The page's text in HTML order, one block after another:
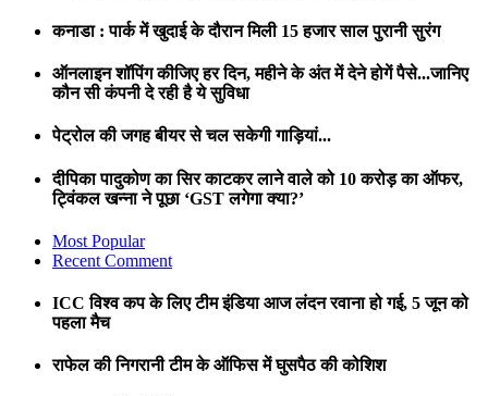
कनाडा : पार्क में खुदाई के दौरान मिली 15 हजार साल पुरानी सुरंग
ऑनलाइन शॉपिंग कीजिए हर दिन, महीने के अंत में देने होगें पैसे...जानिए
कौन सी कंपनी दे रही है ये सुविधा
पेट्रोल की जगह बीयर से चल सकेगी गाड़ियां...
दीपिका पादुकोण का सिर काटकर लाने वाले को 10 करोड़ का ऑफर,
ट्विंकल खन्ना ने पूछा ‘GST लगेगा क्या?’
Most Popular
Recent Comment
ICC विश्व कप के लिए टीम इंडिया आज लंदन रवाना हो गई, 5 जून को
पहला मैच
राफेल की निगरानी टीम के ऑफिस में घुसपैठ की कोशिश